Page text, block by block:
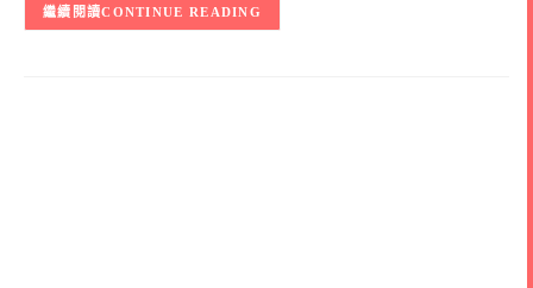
CONTINUE READING